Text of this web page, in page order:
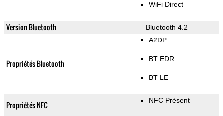
WiFi Direct
Version Bluetooth Bluetooth 4.2
Propriétés Bluetooth
A2DP
BT EDR
BT LE
Propriétés NFC NFC Présent